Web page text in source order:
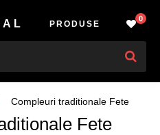
PRODUSE
0
Compleuri traditionale Fete
Fete